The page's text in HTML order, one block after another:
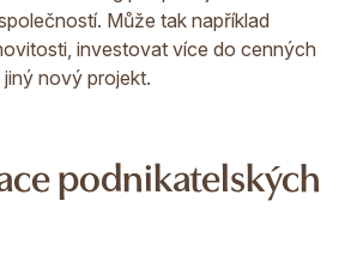
Může tak například
investovat více do cenných
nový projekt.
podnikatelských